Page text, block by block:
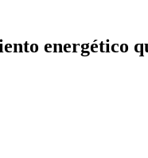
energético